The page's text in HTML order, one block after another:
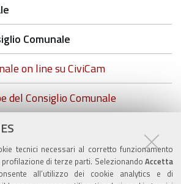
tecnici necessari al corretto funzionamento
di terze parti. Selezionando Accetta
all’utilizzo dei cookie analytics e di
Comunale
on line su CiviCam
del Consiglio Comunale